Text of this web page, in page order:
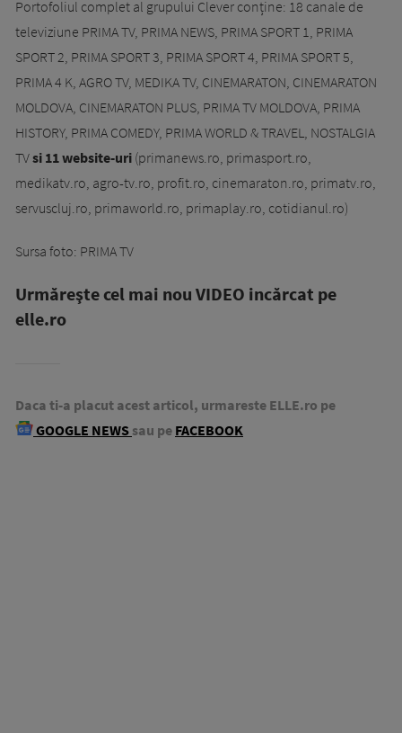
Portofoliul complet al grupului Clever conține: 18 canale de
televiziune PRIMA TV, PRIMA NEWS, PRIMA SPORT 1, PRIMA
SPORT 2, PRIMA SPORT 3, PRIMA SPORT 4, PRIMA SPORT 5,
PRIMA 4 K, AGRO TV, MEDIKA TV, CINEMARATON, CINEMARATON
MOLDOVA, CINEMARATON PLUS, PRIMA TV MOLDOVA, PRIMA
HISTORY, PRIMA COMEDY, PRIMA WORLD & TRAVEL, NOSTALGIA
TVsi 11 website-uri (primanews.ro, primasport.ro,
medikatv.ro, agro-tv.ro, profit.ro, cinemaraton.ro, primatv.ro,
servuscluj.ro, primaworld.ro, primaplay.ro, cotidianul.ro)
Sursa foto: PRIMA TV
Urmăreşte cel mai nou VIDEO incărcat pe
elle.ro
Daca ti-a placut acest articol, urmareste ELLE.ro pe
GOOGLE NEWS sau pe FACEBOOK